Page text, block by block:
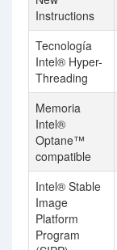
Instructions
Tecnología
Intel® Hyper-
Threading
Memoria
Intel®
Optane™
compatible
Intel® Stable
Image
Platform
Program